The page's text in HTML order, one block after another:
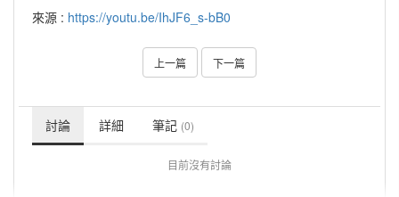
來源 : https://youtu.be/IhJF6_s-bB0
上一篇 下一篇
討論 詳細 筆記 (0)
目前沒有討論